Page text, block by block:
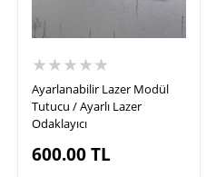
★★★★★
Ayarlanabilir Lazer Modül
Tutucu / Ayarlı Lazer
Odaklayıcı
600.00TL